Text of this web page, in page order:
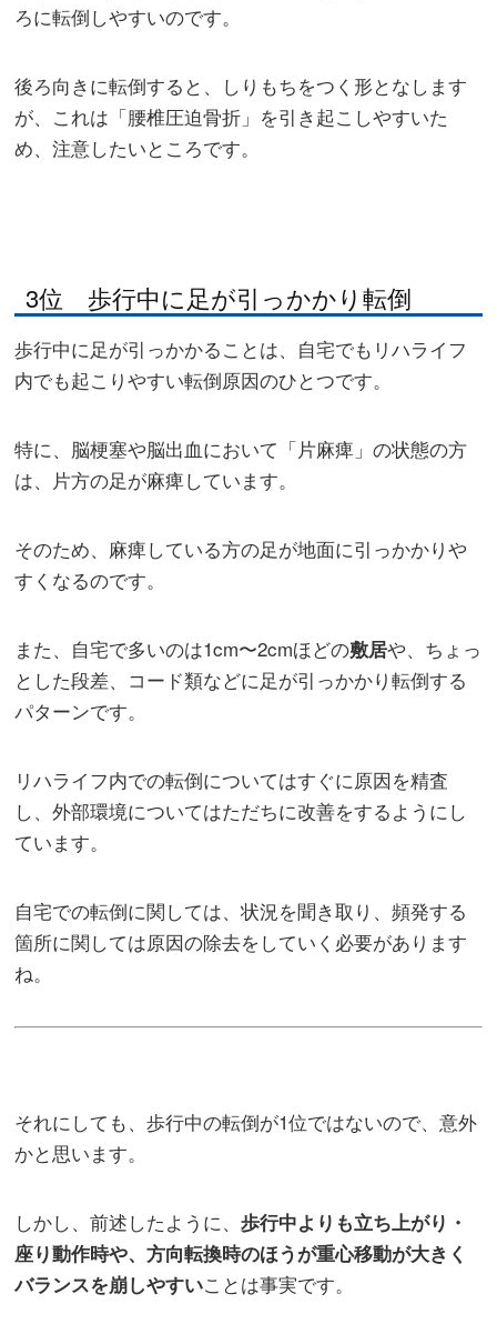
ろに転倒しやすいのです。
後ろ向きに転倒すると、しりもちをつく形となします
が、これは「腰椎圧迫骨折」を引き起こしやすいた
め、注意したいところです。
3位 歩行中に足が引っかかり転倒
歩行中に足が引っかかることは、自宅でもリハライフ
内でも起こりやすい転倒原因のひとつです。
特に、脳梗塞や脳出血において「片麻痺」の状態の方
は、片方の足が麻痺しています。
そのため、麻痺している方の足が地面に引っかかりや
すくなるのです。
また、自宅で多いのは1cm〜2cmほどの敷居や、ちょっ
とした段差、コード類などに足が引っかかり転倒する
パターンです。
リハライフ内での転倒についてはすぐに原因を精査
し、外部環境についてはただちに改善をするようにし
ています。
自宅での転倒に関しては、状況を聞き取り、頻発する
箇所に関しては原因の除去をしていく必要があります
ね。
それにしても、歩行中の転倒が1位ではないので、意外
かと思います。
しかし、前述したように、歩行中よりも立ち上がり・
座り動作時や、方向転換時のほうが重心移動が大きく
バランスを崩しやすいことは事実です。